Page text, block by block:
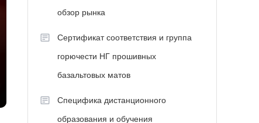
обзор рынка
Сертификат соответствия и группа
горючести НГ прошивных
базальтовых матов
Специфика дистанционного
образования и обучения